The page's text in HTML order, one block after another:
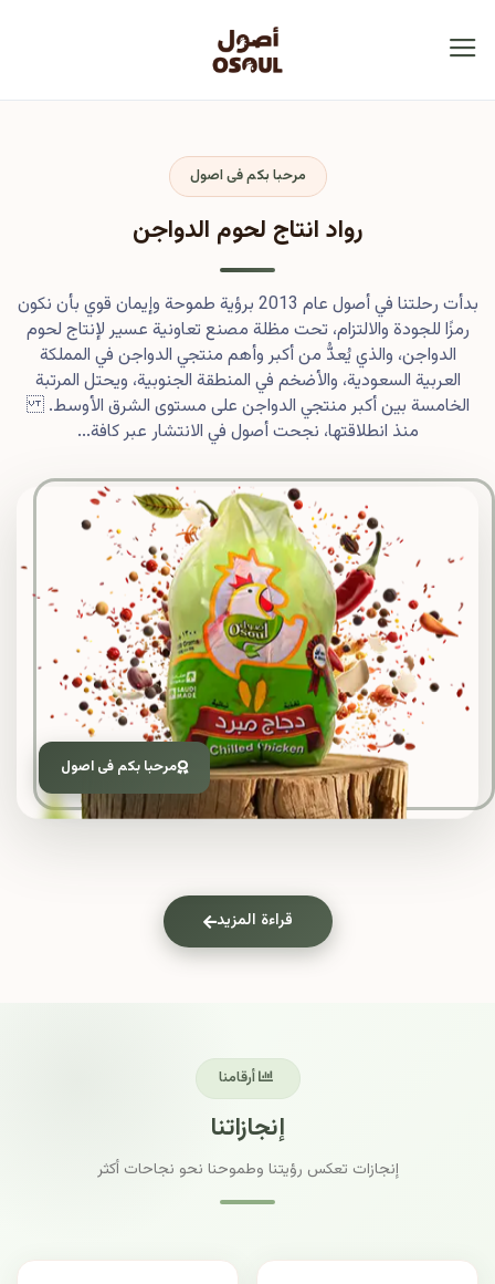
مرحبا بكم فى اصول
مرحبا بكم فى اصول
رواد انتاج لحوم الدواجن
بدأت رحلتنا في أصول عام 2013 برؤية طموحة وإيمان قوي بأن نكون
رمزًا للجودة والالتزام، تحت مظلة مصنع تعاونية عسير لإنتاج لحوم
الدواجن، والذي يُعدُّ من أكبر وأهم منتجي الدواجن في المملكة
العربية السعودية، والأضخم في المنطقة الجنوبية، ويحتل المرتبة
الخامسة بين أكبر منتجي الدواجن على مستوى الشرق الأوسط.
منذ انطلاقتها، نجحت أصول في الانتشار عبر كافة...
قراءة المزيد
أرقامنا
إنجازاتنا
إنجازات تعكس رؤيتنا وطموحنا نحو نجاحات أكثر